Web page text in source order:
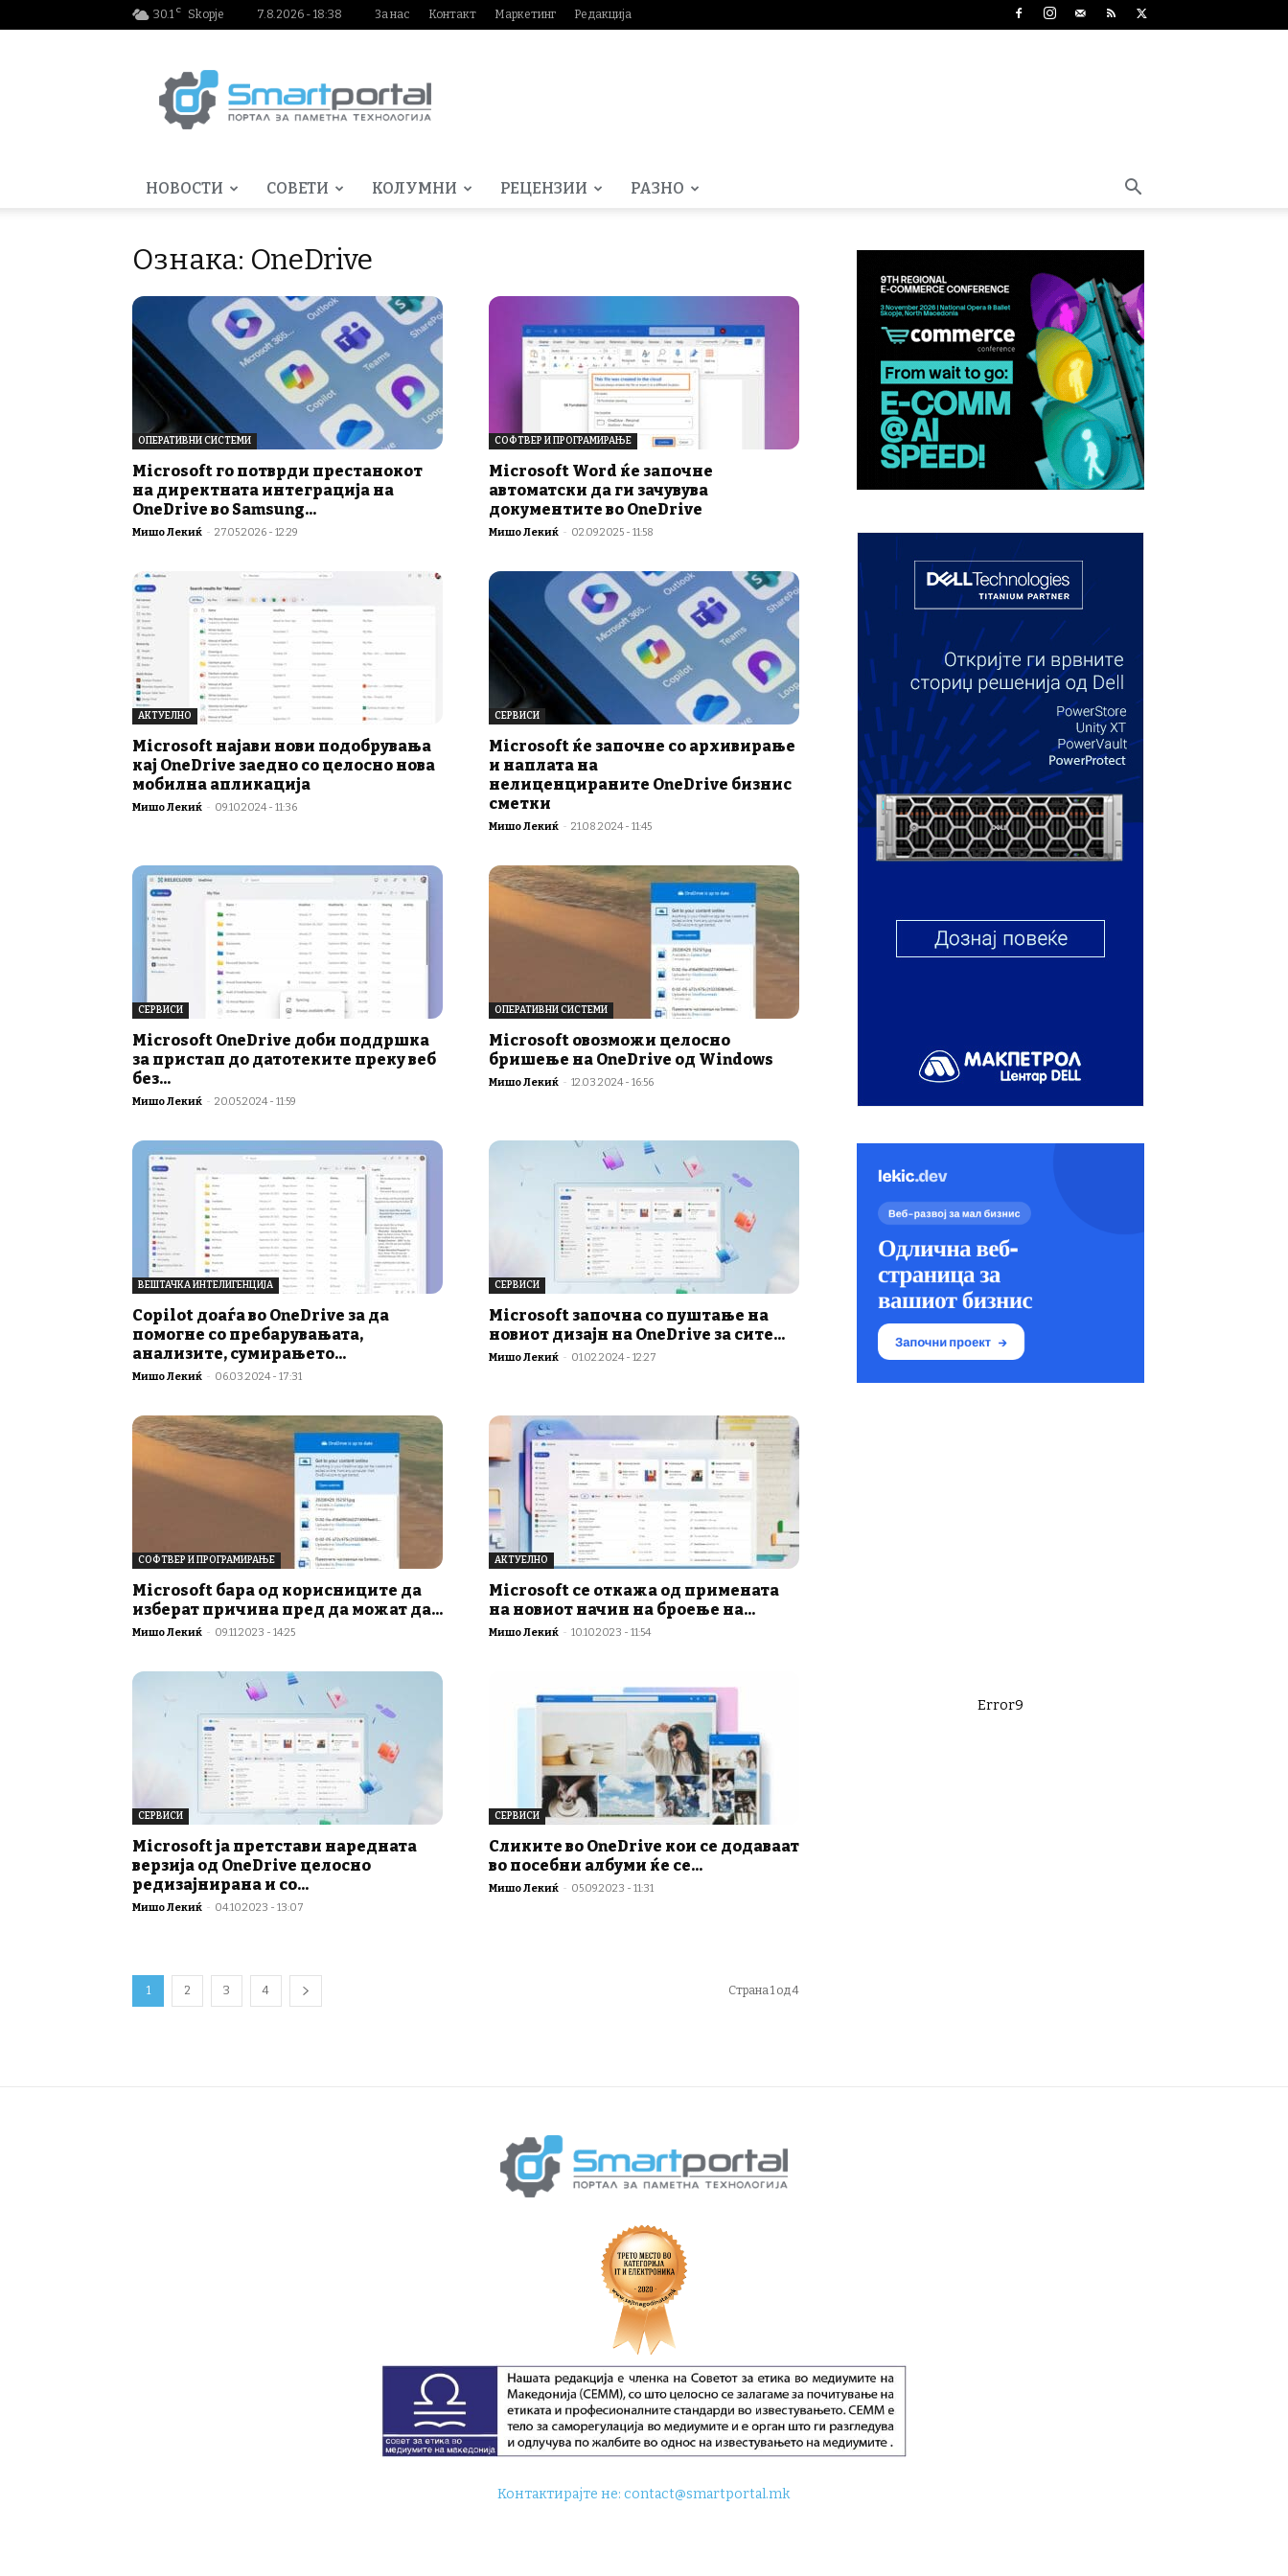
30.1 C Skopje 7.8.2026 - 18:38 За нас Контакт Маркетинг Редакција
НОВОСТИ СОВЕТИ КОЛУМНИ РЕЦЕНЗИИ РАЗНО
Ознака: OneDrive
ОПЕРАТИВНИ СИСТЕМИ
Microsoft го потврди престанокот
на директната интеграција на
OneDrive во Samsung...
Мишо Лекиќ - 27.05.2026 - 12:29
СОФТВЕР И ПРОГРАМИРАЊЕ
Microsoft Word ќе започне
автоматски да ги зачувува
документите во OneDrive
Мишо Лекиќ - 02.09.2025 - 11:58
АКТУЕЛНО
Microsoft најави нови подобрувања
кај OneDrive заедно со целосно нова
мобилна апликација
Мишо Лекиќ - 09.10.2024 - 11:36
СЕРВИСИ
Microsoft ќе започне со архивирање
и наплата на
нелиценцираните OneDrive бизнис
сметки
Мишо Лекиќ - 21.08.2024 - 11:45
СЕРВИСИ
Microsoft OneDrive доби поддршка
за пристап до датотеките преку веб
без...
Мишо Лекиќ - 20.05.2024 - 11:59
ОПЕРАТИВНИ СИСТЕМИ
Microsoft овозможи целосно
бришење на OneDrive од Windows
Мишо Лекиќ - 12.03.2024 - 16:56
ВЕШТАЧКА ИНТЕЛИГЕНЦИЈА
Copilot доаѓа во OneDrive за да
помогне со пребарувањата,
анализите, сумирањето...
Мишо Лекиќ - 06.03.2024 - 17:31
СЕРВИСИ
Microsoft започна со пуштање на
новиот дизајн на OneDrive за сите...
Мишо Лекиќ - 01.02.2024 - 12:27
СОФТВЕР И ПРОГРАМИРАЊЕ
Microsoft бара од корисниците да
изберат причина пред да можат да...
Мишо Лекиќ - 09.11.2023 - 14:25
АКТУЕЛНО
Microsoft се откажа од примената
на новиот начин на броење на...
Мишо Лекиќ - 10.10.2023 - 11:54
СЕРВИСИ
Microsoft ја претстави наредната
верзија од OneDrive целосно
редизајнирана и со...
Мишо Лекиќ - 04.10.2023 - 13:07
СЕРВИСИ
Сликите во OneDrive кои се додаваат
во посебни албуми ќе се...
Мишо Лекиќ - 05.09.2023 - 11:31
1 2 3 4 Страна 1 од 4
Error9
Контактирајте не:contact@smartportal.mk